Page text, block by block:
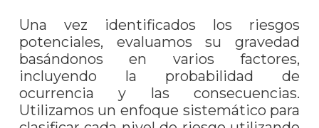
Una vez identificados los riesgos
potenciales, evaluamos su gravedad
basándonos en varios factores,
incluyendo la probabilidad de
ocurrencia y las consecuencias.
Utilizamos un enfoque sistemático para